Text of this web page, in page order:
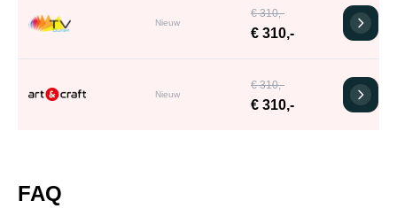
Nieuw
€ 310,-
€ 310,-
Nieuw
€ 310,-
€ 310,-
FAQ